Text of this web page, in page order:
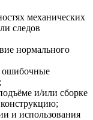
механических
следов
нормального
ошибочные
и/или сборке
и использования